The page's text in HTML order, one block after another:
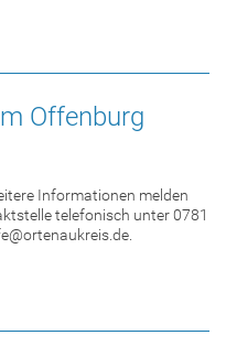
Offenburg
Informationen melden
telefonisch unter 0781